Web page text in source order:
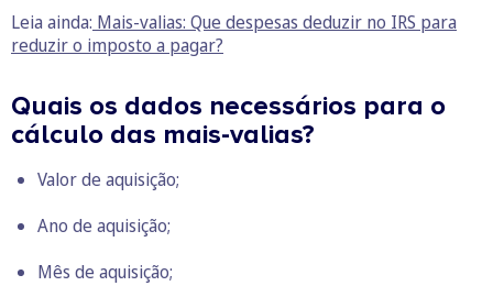
Leia ainda: Mais-valias: Que despesas deduzir no IRS para
reduzir o imposto a pagar?
Quais os dados necessários para o
cálculo das mais-valias?
Valor de aquisição;
Ano de aquisição;
Mês de aquisição;